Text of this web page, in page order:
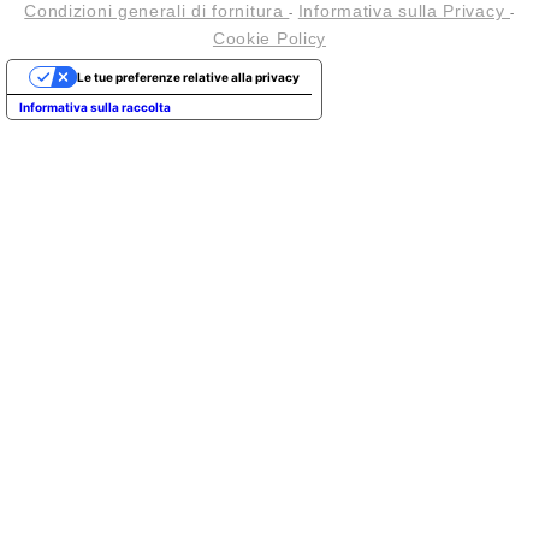
Condizioni generali di fornitura- Informativa sulla Privacy -
Cookie Policy
Informativa sulla raccolta
Le tue preferenze relative alla privacy